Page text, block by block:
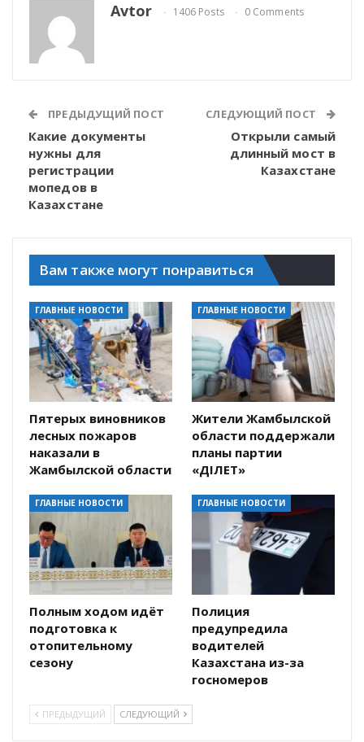
Avtor 1406 Posts 0 Comments
ПРЕДЫДУЩИЙ ПОСТ
Какие документы
нужны для
регистрации
мопедов в
Казахстане
СЛЕДУЮЩИЙ ПОСТ
Открыли самый
длинный мост в
Казахстане
Вам также могут понравиться
ГЛАВНЫЕ НОВОСТИ
Пятерых виновников
лесных пожаров
наказали в
Жамбылской области
ГЛАВНЫЕ НОВОСТИ
Жители Жамбылской
области поддержали
планы партии
«ӘДІЛЕТ»
ГЛАВНЫЕ НОВОСТИ
Полным ходом идёт
подготовка к
отопительному
сезону
ГЛАВНЫЕ НОВОСТИ
Полиция
предупредила
водителей
Казахстана из-за
госномеров
ПРЕДЫДУЩИЙ СЛЕДУЮЩИЙ